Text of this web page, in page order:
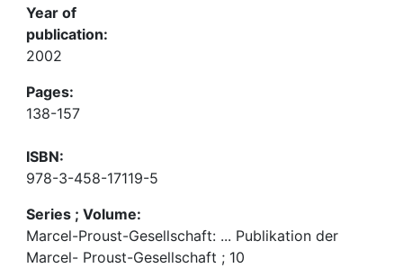
Year of
publication:
2002
Pages:
138-157
ISBN:
978-3-458-17119-5
Series ; Volume:
Marcel-Proust-Gesellschaft: ... Publikation der
Marcel- Proust-Gesellschaft ; 10